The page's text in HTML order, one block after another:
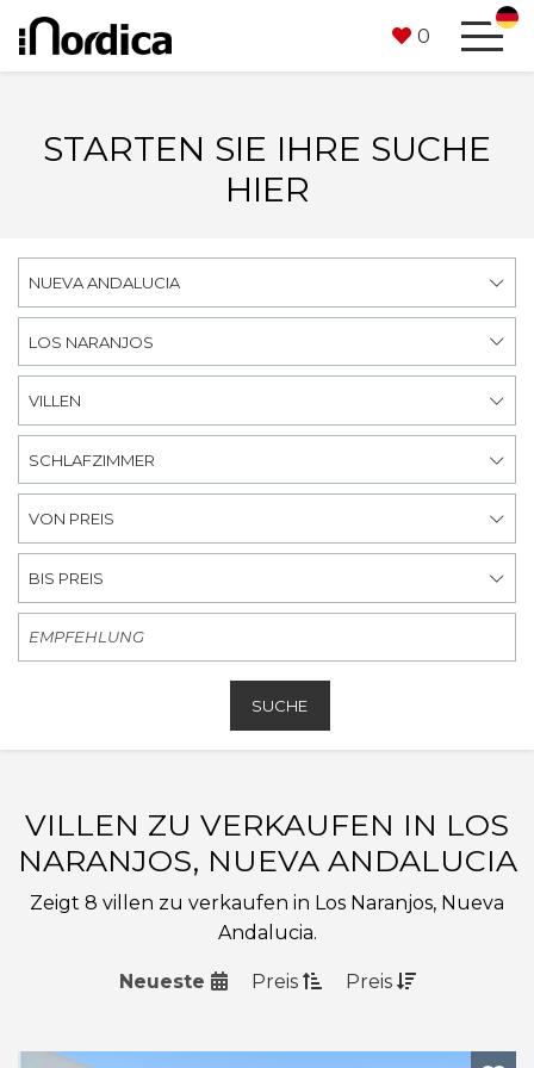
0
STARTEN SIE IHRE SUCHE
HIER
NUEVA ANDALUCIA
LOS NARANJOS
VILLEN
SCHLAFZIMMER
VON PREIS
BIS PREIS
SUCHE
VILLEN ZU VERKAUFEN IN LOS
NARANJOS, NUEVA ANDALUCIA
Zeigt 8 villen zu verkaufen in Los Naranjos, Nueva
Andalucia.
Neueste Preis Preis